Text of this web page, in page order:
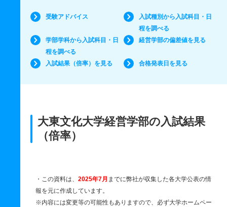
受験アドバイス
入試種別から入試科目・日
程を調べる
学部学科から入試科目・日
程を調べる
経営学部の偏差値を見る
入試結果（倍率）を見る 合格発表日を見る
大東文化大学経営学部の入試結果
（倍率）
・この資料は、 2025年7月 までに弊社が収集した各大学公表の情
報を元に作成しています。
※内容には変更等の可能性もありますので、必ず大学ホームペー